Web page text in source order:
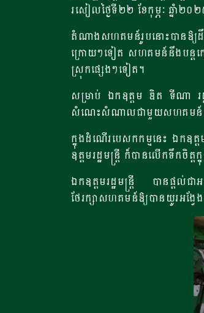
រសៀលថ្ងៃទី២២ ខែកុម្ភៈ ឆ្នាំ២០២
តំណាងសហគមន៍រូបនោះបានឱ្យដឹ
ក្រោយៗទៀត សហគមន៍នឹងបន្តកៀ
ស្រុកផ្សេងៗទៀត។
សម្រាប់ ឯកឧត្តម ឌិត ទីណា រដ្
សំណេះសំណាលជាមួយសហគមន៍កសិ
ក្នុងដំណើរបេសកកម្មនេះ ឯកឧ
ឧត្តមរដ្ឋមន្ត្រី ក៏បានលើកទឹកចិ
ឯកឧត្តមរដ្ឋមន្ត្រី បានផ្តល់
ថែរក្សាសហគមន៍ឱ្យបានយូរអង្វ